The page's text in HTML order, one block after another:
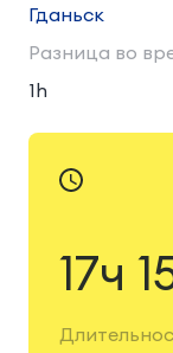
Гданьск
Разница во
1h
17ч